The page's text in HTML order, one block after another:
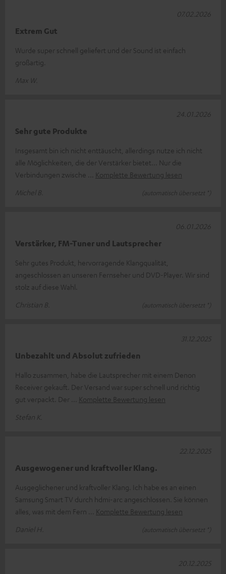
Extrem Gut
Wurde super schnell geliefert und der Sound ist einfach
großartig.
Max W.
07.02.2026
Sehr gute Produkte
Insgesamt bin ich nicht enttäuscht, allerdings nutze ich nicht
alle Möglichkeiten, die der Verstärker bietet... Nur die
Verbindungen zwische
Komplette Bewertung lesen
Michel B.
(automatisch übersetzt *)
24.01.2026
Verstärker, FM-Tuner und Lautsprecher
Sehr gutes Produkt, hervorragende Klangqualität,
angeschlossen an unseren Fernseher und DVD-Player. Wir sind
stolz auf diese Wahl.
Christian B.
(automatisch übersetzt *)
06.01.2026
Unbezahlt und Absolut zufrieden
Hallo zusammen, habe die Lautsprecher mit einem Denon
Receiver gekauft. Der Versand war super schnell und richtig
gut verpackt. Der
Komplette Bewertung lesen
Stefan K.
31.12.2025
Ausgewogener und kraftvoller Klang.
Ausgeglichener und kraftvoller Klang. Ich habe es an einen
Samsung Smart TV durch hdmi-arc angeschlossen. Sie können
alles, was mit dem Fern
Komplette Bewertung lesen
Daniel H.
(automatisch übersetzt *)
22.12.2025
20.12.2025